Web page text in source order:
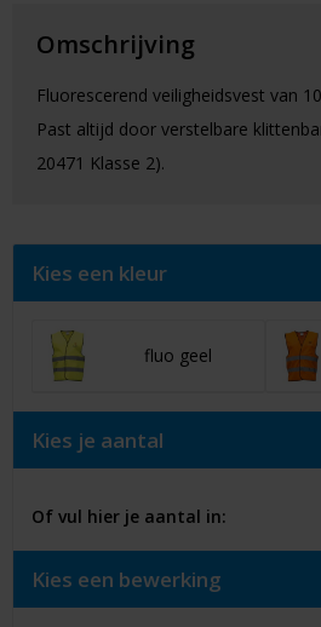
Omschrijving
Fluorescerend veiligheidsvest van
Past altijd door verstelbare
20471 Klasse 2).
Kies een kleur
fluo geel
Kies je aantal
Of vul hier je aantal in:
Kies een bewerking